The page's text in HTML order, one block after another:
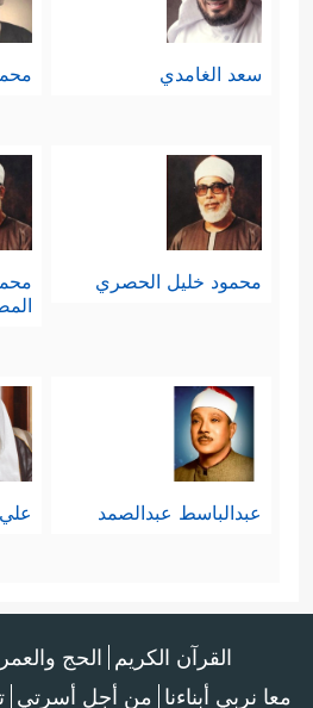
سعد الغامدي
محمود خليل الحصري
عبدالباسط عبدالصمد
القرآن الكريم الحج
معا نربي أبناءنا من أجل أسرتي